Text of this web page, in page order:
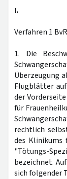
I.
Verfahren 1
1. Die
Überzeugung
Flugblätter
der
für
rechtlich
des
"Tötungs-
bezeichnet.
sich folgender